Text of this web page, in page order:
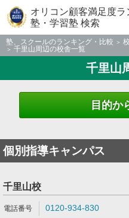
オリコン顧客満足度ラ
塾・学習塾 検索
塾、スクールのランキング・比較
千里山周辺の校舎一覧
千里山
目的か
個別指導キャンパス
千里山校
0120-934-830